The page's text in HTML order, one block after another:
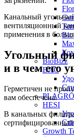
Bio
BioBizz
BAC
HESI
Growth
Канальный
вентиляционный
применения в
Угольный
и в чем его
Герметичен не
вам обеспечена.
В канальных